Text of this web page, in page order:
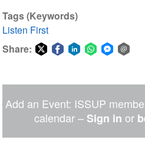
Tags (Keywords)
Listen First
Share:
Add an Event: ISSUP
calendar – Sign in or